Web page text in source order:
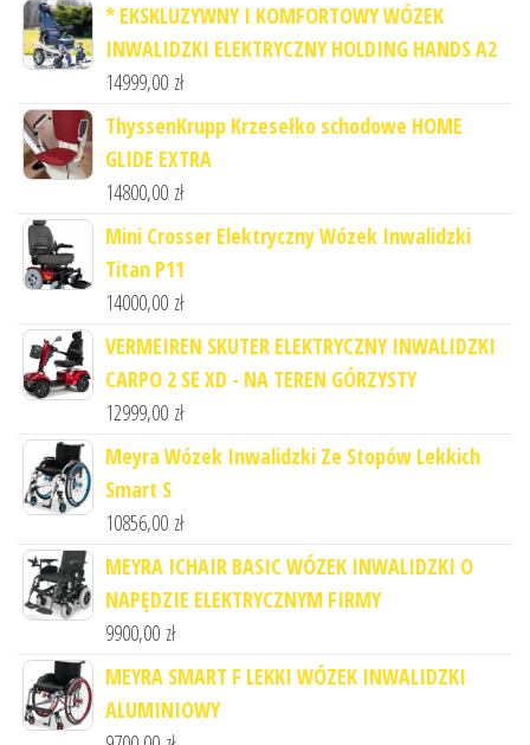
* EKSKLUZYWNY I KOMFORTOWY WÓZEK
INWALIDZKI ELEKTRYCZNY HOLDING HANDS A2
14999,00 zł
ThyssenKrupp Krzesełko schodowe HOME
GLIDE EXTRA
14800,00 zł
Mini Crosser Elektryczny Wózek Inwalidzki
Titan P11
14000,00 zł
VERMEIREN SKUTER ELEKTRYCZNY INWALIDZKI
CARPO 2 SE XD - NA TEREN GÓRZYSTY
12999,00 zł
Meyra Wózek Inwalidzki Ze Stopów Lekkich
Smart S
10856,00 zł
MEYRA ICHAIR BASIC WÓZEK INWALIDZKI O
NAPĘDZIE ELEKTRYCZNYM FIRMY
9900,00 zł
MEYRA SMART F LEKKI WÓZEK INWALIDZKI
ALUMINIOWY